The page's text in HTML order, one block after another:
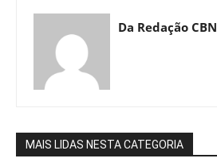
Da Redação CBN
MAIS LIDAS NESTA CATEGORIA